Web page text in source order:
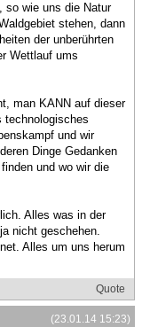
so wie uns die Natur
stehen, dann
der unberührten
Wettlauf ums
man KANN auf dieser
technologisches
und wir
Dinge Gedanken
und wo wir die
Alles was in der
nicht geschehen.
Alles um uns herum
Quote
(23.01.14 15:23)